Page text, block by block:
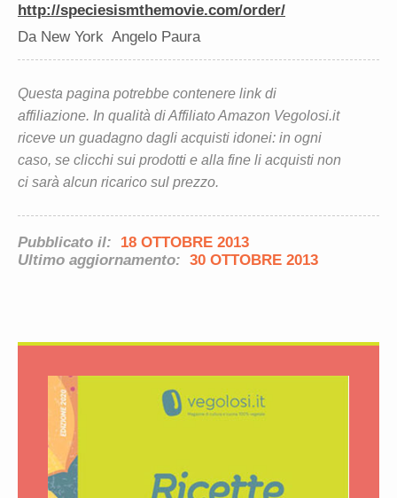
http://speciesismthemovie.com/order/
Da New York Angelo Paura
Questa pagina potrebbe contenere link di
affiliazione. In qualità di Affiliato Amazon Vegolosi.it
riceve un guadagno dagli acquisti idonei: in ogni
caso, se clicchi sui prodotti e alla fine li acquisti non
ci sarà alcun ricarico sul prezzo.
Pubblicato il:
18 OTTOBRE 2013
Ultimo aggiornamento: 30 OTTOBRE 2013